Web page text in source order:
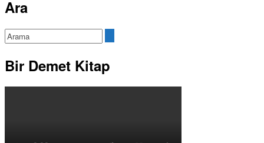
Ara
Bir Demet Kitap